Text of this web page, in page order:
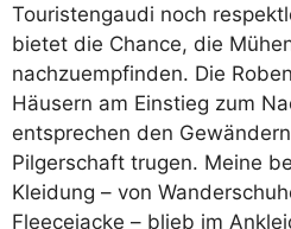
Touristengaudi noch
bietet die Chance, die
nachzuempfinden. Die
Häusern am Einstieg zum
entsprechen den
Pilgerschaft trugen. Meine
Kleidung – von
Fleecejacke – blieb im